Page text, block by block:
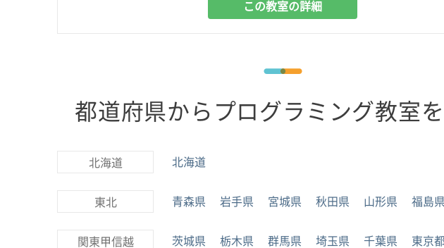
この教室の詳細
都道府県からプログラミング教室
北海道 北海道
東北 青森県 岩手県 宮城県 秋田県 山形県 福島県
関東甲信越 茨城県 栃木県 群馬県 埼玉県 千葉県 東京都